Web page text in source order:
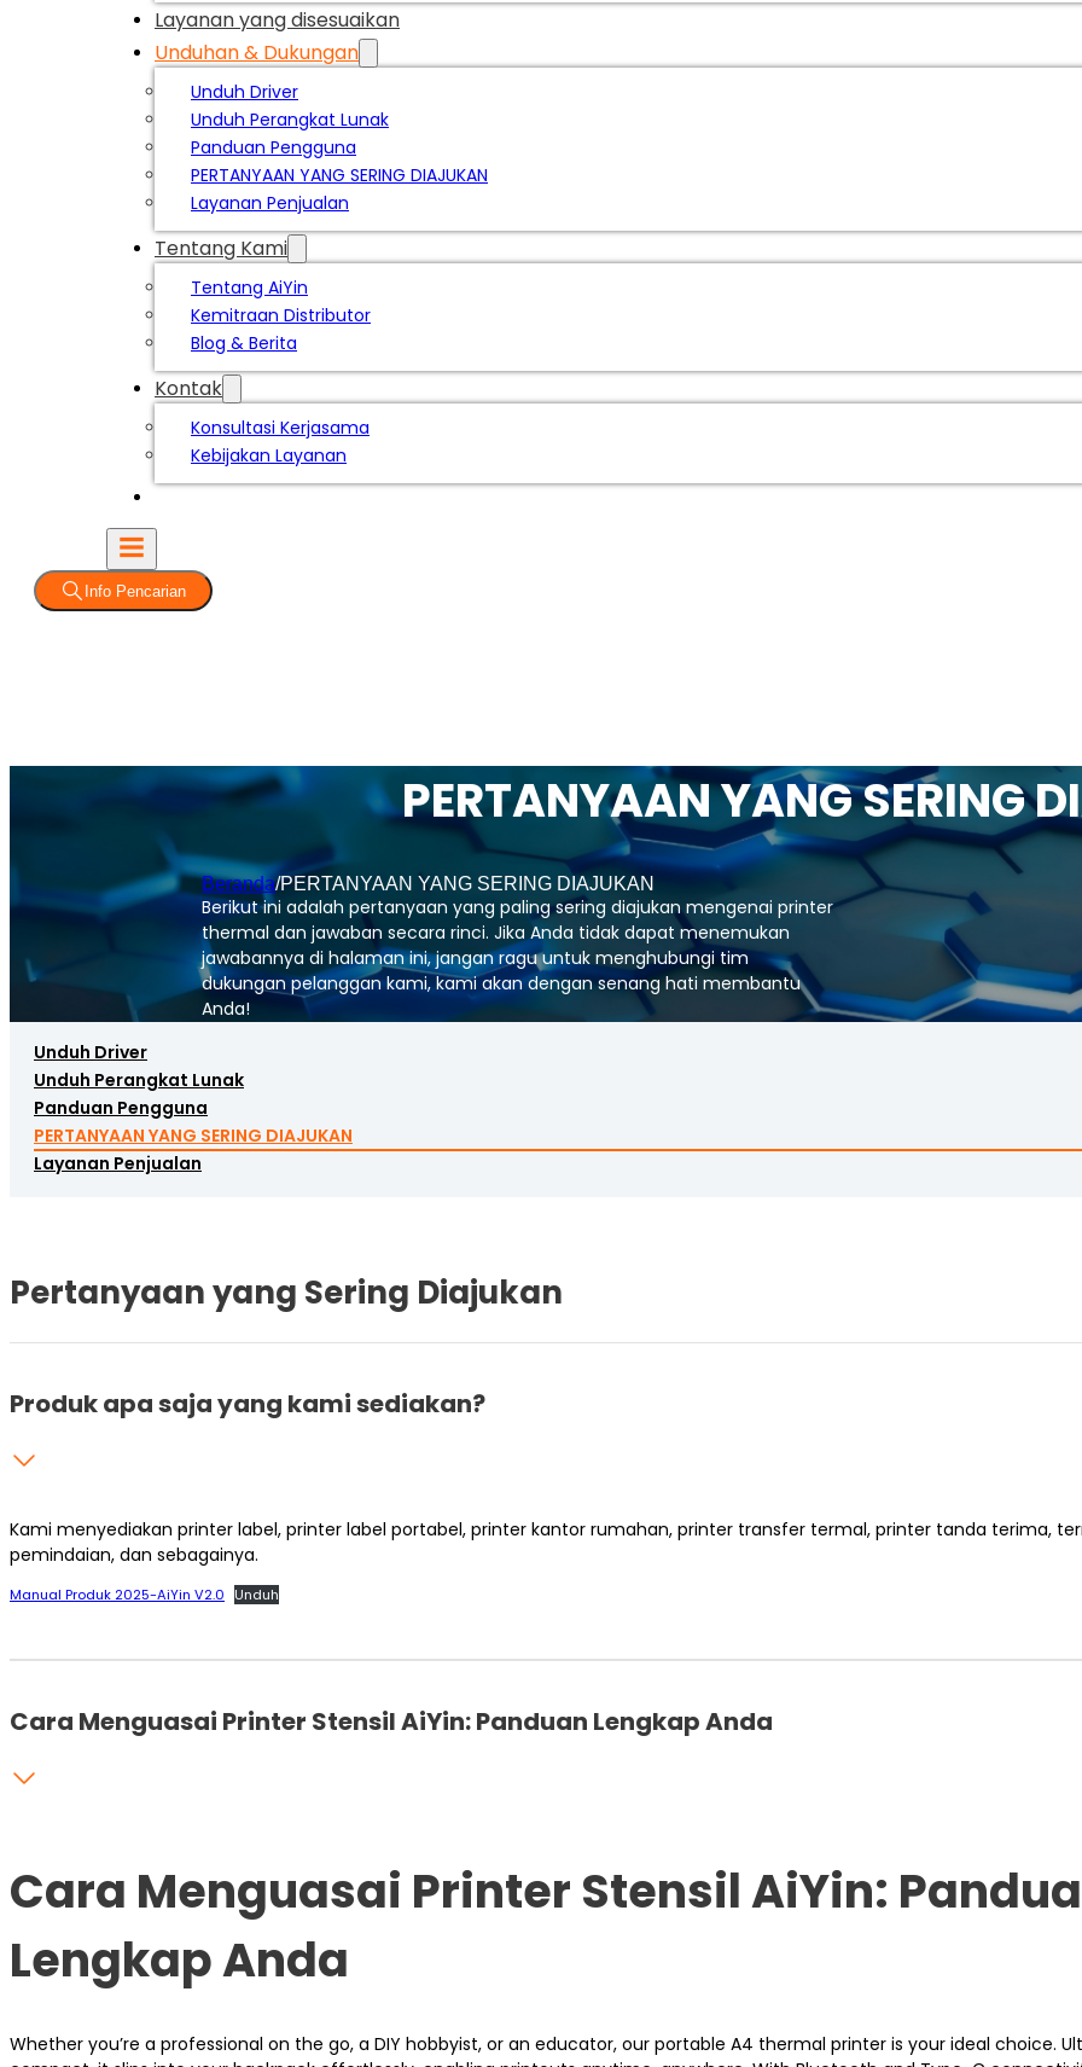
Layanan yang disesuaikan
Unduhan & Dukungan
Unduh Driver
Unduh Perangkat Lunak
Panduan Pengguna
PERTANYAAN YANG SERING DIAJUKAN
Layanan Penjualan
Tentang Kami
Tentang AiYin
Kemitraan Distributor
Blog & Berita
Kontak
Konsultasi Kerjasama
Kebijakan Layanan
Info Pencarian
PERTANYAAN YANG SERING
Beranda/PERTANYAAN YANG SERING DIAJUKAN
Berikut ini adalah pertanyaan yang paling sering diajukan mengenai printer
thermal dan jawaban secara rinci. Jika Anda tidak dapat menemukan
jawabannya di halaman ini, jangan ragu untuk menghubungi tim
dukungan pelanggan kami, kami akan dengan senang hati membantu
Anda!
Unduh Driver
Unduh Perangkat Lunak
Panduan Pengguna
PERTANYAAN YANG SERING DIAJUKAN
Layanan Penjualan
Pertanyaan yang Sering Diajukan
Produk apa saja yang kami sediakan?
Kami menyediakan printer label, printer label portabel, printer kantor rumahan, printer transfer termal, printer tanda terima,
pemindaian, dan sebagainya.
Manual Produk 2025-AiYin V2.0 Unduh
Cara Menguasai Printer Stensil AiYin: Panduan Lengkap Anda
Cara Menguasai Printer Stensil AiYin:
Lengkap Anda
Whether you’re a professional on the go, a DIY hobbyist, or an educator, our portable A4 thermal printer is your ideal choice.